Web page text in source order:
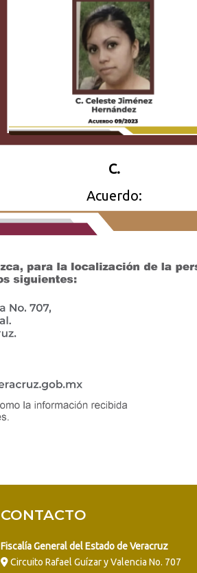
C.
Acuerdo:
CONTACTO
Fiscalía General del Estado de Veracruz
Circuito Rafael Guízar y Valencia No. 707